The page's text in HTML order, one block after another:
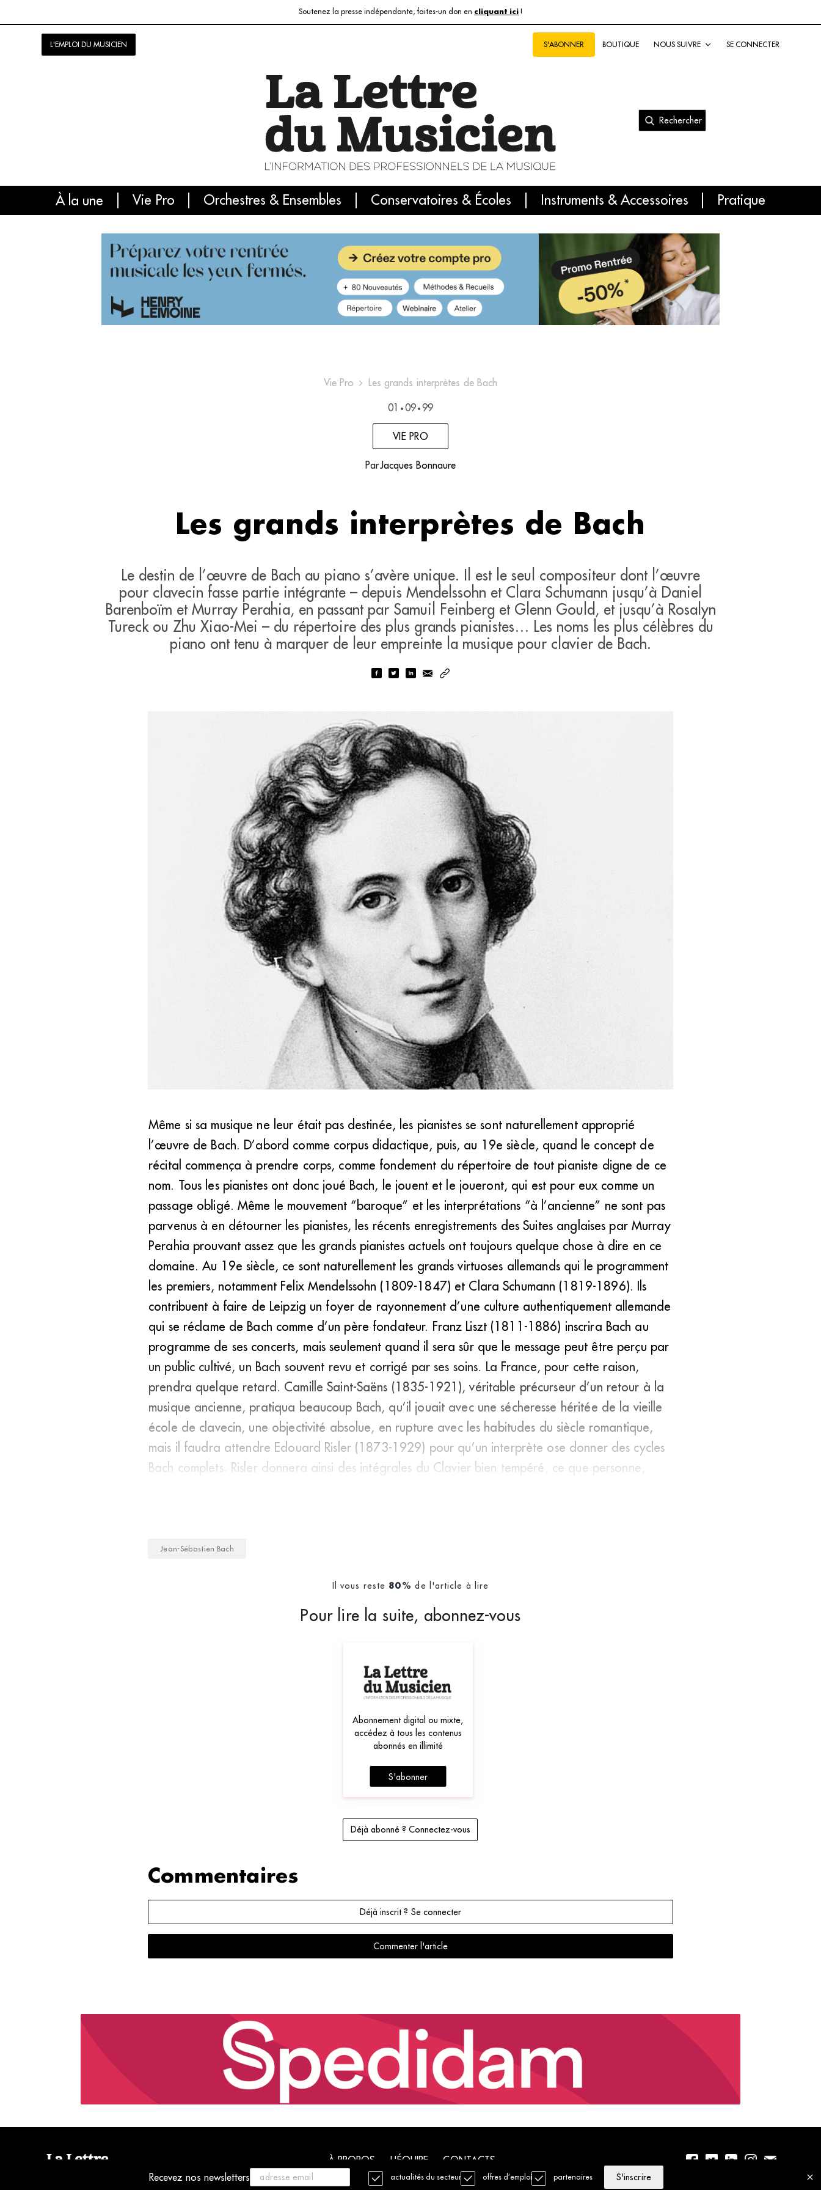
Soutenez la presse indépendante, faites-un don en cliquant ici !
L'EMPLOI DU MUSICIEN S'ABONNER BOUTIQUE NOUS SUIVRE SE CONNECTER
Rechercher
À la une Vie Pro Orchestres & Ensembles Conservatoires & Écoles Instruments & Accessoires Pratique
L'info du jour Le numéro du mois International
Recevez nos newsletters actualités du secteur offres d’emploi partenaires S'inscrire
Vie Pro Les grands interprètes de Bach
01 • 09 • 99
VIE PRO
ParJacques Bonnaure
Les grands interprètes de Bach
Le destin de l’œuvre de Bach au piano s’avère unique. Il est le seul compositeur dont l’œuvre
pour clavecin fasse partie intégrante – depuis Mendelssohn et Clara Schumann jusqu’à Daniel
Barenboïm et Murray Perahia, en passant par Samuil Feinberg et Glenn Gould, et jusqu’à Rosalyn
Tureck ou Zhu Xiao-Mei – du répertoire des plus grands pianistes… Les noms les plus célèbres du
piano ont tenu à marquer de leur empreinte la musique pour clavier de Bach.
Felix Mendelssohn (DR)
Même si sa musique ne leur était pas destinée, les pianistes se sont naturellement approprié
l’œuvre de Bach. D’abord comme corpus didactique, puis, au 19e siècle, quand le concept de
récital commença à prendre corps, comme fondement du répertoire de tout pianiste digne de ce
nom. Tous les pianistes ont donc joué Bach, le jouent et le joueront, qui est pour eux comme un
passage obligé. Même le mouvement “baroque” et les interprétations “à l’ancienne” ne sont pas
parvenus à en détourner les pianistes, les récents enregistrements des Suites anglaises par Murray
Perahia prouvant assez que les grands pianistes actuels ont toujours quelque chose à dire en ce
domaine. Au 19e siècle, ce sont naturellement les grands virtuoses allemands qui le programment
les premiers, notamment Felix Mendelssohn (1809-1847) et Clara Schumann (1819-1896). Ils
contribuent à faire de Leipzig un foyer de rayonnement d’une culture authentiquement allemande
qui se réclame de Bach comme d’un père fondateur. Franz Liszt (1811-1886) inscrira Bach au
programme de ses concerts, mais seulement quand il sera sûr que le message peut être perçu par
un public cultivé, un Bach souvent revu et corrigé par ses soins. La France, pour cette raison,
prendra quelque retard. Camille Saint-Saëns (1835-1921), véritable précurseur d’un retour à la
musique ancienne, pratiqua beaucoup Bach, qu’il jouait avec une sécheresse héritée de la vieille
école de clavecin, une objectivité absolue, en rupture avec les habitudes du siècle romantique,
mais il faudra attendre Edouard Risler (1873-1929) pour qu’un interprète ose donner des cycles
Bach complets. Risler donnera ainsi des intégrales du Clavier bien tempéré, ce que personne,
Jean-Sébastien Bach
Il vous reste 80% de l'article à lire
Pour lire la suite, abonnez-vous
Abonnement digital ou mixte,
accédez à tous les contenus
abonnés en illimité
S'abonner
Déjà abonné ? Connectez-vous
Commentaires
Déjà inscrit ? Se connecter
Commenter l'article
À PROPOS L'ÉQUIPE CONTACTS